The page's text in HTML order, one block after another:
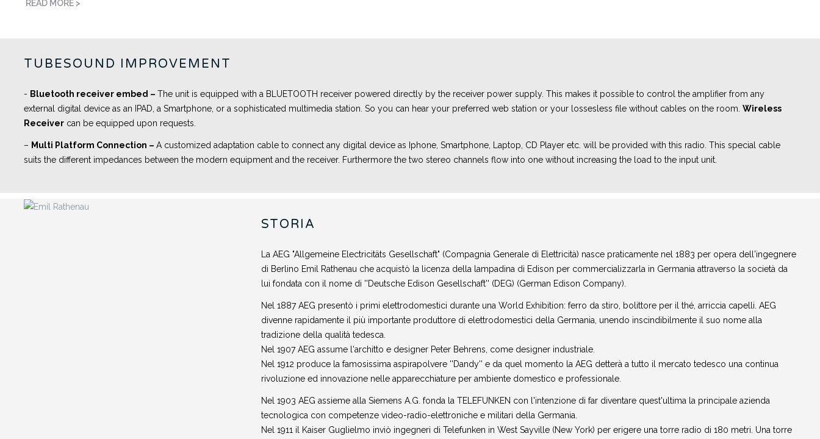
READ MORE >
TUBESOUND IMPROVEMENT
- Bluetooth receiver embed – The unit is equipped with a BLUETOOTH receiver powered directly by the receiver power supply. This makes it possible to control the amplifier from any
external digital device as an IPAD, a Smartphone, or a sophisticated multimedia station. So you can hear your preferred web station or your lossesless file without cables on the room. Wireless
Receiver can be equipped upon requests.
– Multi Platform Connection – A customized adaptation cable to connect any digital device as Iphone, Smartphone, Laptop, CD Player etc. will be provided with this radio. This special cable
suits the different impedances between the modern equipment and the receiver. Furthermore the two stereo channels flow into one without increasing the load to the input unit.
STORIA
La AEG "Allgemeine Electricitäts Gesellschaft" (Compagnia Generale di Elettricità) nasce praticamente nel 1883 per opera dell'ingegnere
di Berlino Emil Rathenau che acquistò la licenza della lampadina di Edison per commercializzarla in Germania attraverso la società da
lui fondata con il nome di ''Deutsche Edison Gesellschaft'' (DEG) (German Edison Company).
Nel 1887 AEG presentò i primi elettrodomestici durante una World Exhibition: ferro da stiro, bolittore per il thé, arriccia capelli. AEG
divenne rapidamente il più importante produttore di elettrodomestici della Germania, unendo inscindibilmente il suo nome alla
tradizione della qualità tedesca.
Nel 1907 AEG assume l'architto e designer Peter Behrens, come designer industriale.
Nel 1912 produce la famosissima aspirapolvere ''Dandy'' e da quel momento la AEG detterà a tutto il mercato tedesco una continua
rivoluzione ed innovazione nelle apparecchiature per ambiente domestico e professionale.
Nel 1903 AEG assieme alla Siemens A.G. fonda la TELEFUNKEN con l'intenzione di far diventare quest'ultima la principale azienda
tecnologica con competenze video-radio-elettroniche e militari della Germania.
Nel 1911 il Kaiser Guglielmo inviò ingegneri di Telefunken in West Sayville (New York) per erigere una torre radio di 180 metri. Una torre